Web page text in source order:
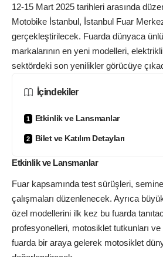
12-15 Mart 2025 tarihleri arasında
Motobike İstanbul, İstanbul Fuar
gerçekleştirilecek. Fuarda dünyaca
markalarının en yeni modelleri,
sektördeki son yenilikler görücüye
İçindekiler
Etkinlik ve Lansmanlar
Bilet ve Katılım Detayları
Etkinlik ve Lansmanlar
Fuar kapsamında test sürüşleri,
çalışmaları düzenlenecek. Ayrıca
özel modellerini ilk kez bu fuarda
profesyonelleri, motosiklet tutkunları ve
fuarda bir araya gelerek motosiklet